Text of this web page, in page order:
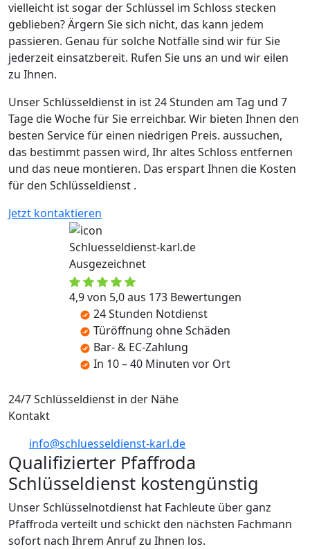
vielleicht ist sogar der Schlüssel im Schloss stecken
geblieben? Ärgern Sie sich nicht, das kann jedem
passieren. Genau für solche Notfälle sind wir für Sie
jederzeit einsatzbereit. Rufen Sie uns an und wir eilen
zu Ihnen.
Unser Schlüsseldienst in ist 24 Stunden am Tag und 7
Tage die Woche für Sie erreichbar. Wir bieten Ihnen den
besten Service für einen niedrigen Preis. aussuchen,
das bestimmt passen wird, Ihr altes Schloss entfernen
und das neue montieren. Das erspart Ihnen die Kosten
für den Schlüsseldienst .
Jetzt kontaktieren
Schluesseldienst-karl.de
Ausgezeichnet
4,9 von 5,0 aus 173 Bewertungen
24 Stunden Notdienst
Türöffnung ohne Schäden
Bar- & EC-Zahlung
In 10 – 40 Minuten vor Ort
24/7 Schlüsseldienst in der Nähe
Kontakt
info@schluesseldienst-karl.de
Qualifizierter Pfaffroda
Schlüsseldienst kostengünstig
Unser Schlüsselnotdienst hat Fachleute über ganz
Pfaffroda verteilt und schickt den nächsten Fachmann
sofort nach Ihrem Anruf zu Ihnen los.